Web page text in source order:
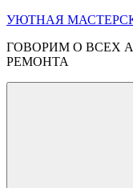
Перейти
содержимому
УЮТНАЯ
ГОВОРИМ О ВСЕХ
РЕМОНТА